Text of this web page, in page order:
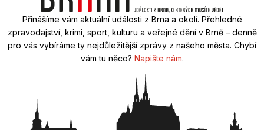
Přinášíme vám aktuální události z Brna a okolí. Přehledné
zpravodajství, krimi, sport, kulturu a veřejné dění v Brně – denně
pro vás vybíráme ty nejdůležitější zprávy z našeho města. Chybí
vám tu něco? Napište nám.